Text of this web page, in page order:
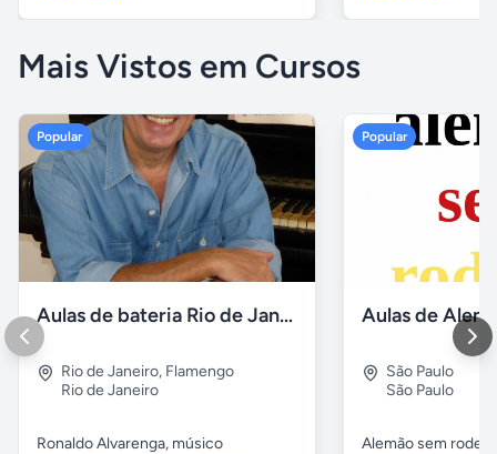
Mais Vistos em Cursos
Popular
Aulas de bateria Rio de Janeiro
Rio de Janeiro, Flamengo
Rio de Janeiro
Ronaldo Alvarenga, músico
Popular
São Paulo
São Paulo
Alemão sem